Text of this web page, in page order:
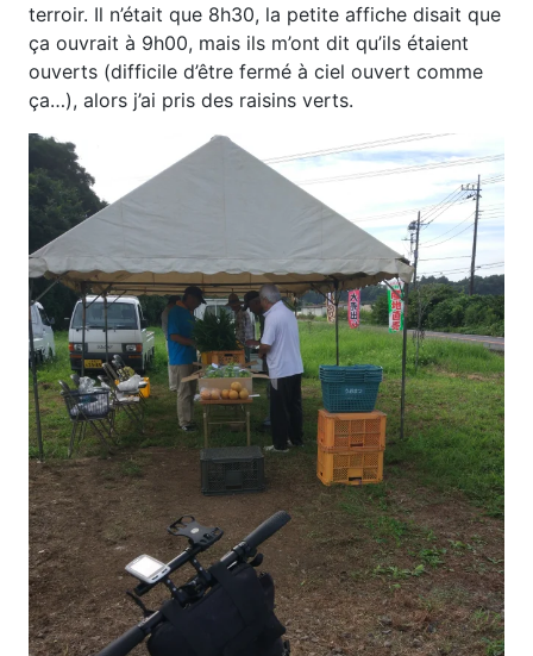
terroir. Il n’était que 8h30, la petite affiche disait que
ça ouvrait à 9h00, mais ils m’ont dit qu’ils étaient
ouverts (difficile d’être fermé à ciel ouvert comme
ça…), alors j’ai pris des raisins verts.